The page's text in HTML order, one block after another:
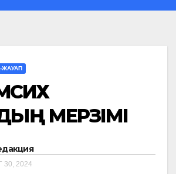
ЖАУАП
МЕРЗIМI
30, 2024